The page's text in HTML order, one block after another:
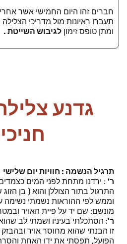
חברים זהו היום החמישי אשר
תעברו ראיונות מול מדריכי
ומתן טופס זימון לגיבוש השייטת .
גדנע
תרגיל הנשמה : חוויות יום שלישי
ר' : ירדנו מתחת לפני המים
התרגול בתור הצוללן והוא ( בן
וממש לפי ההוראות נשמתי נשימה
מונשם: שם יד על פיית האויר
ר': הסתכלתי בעיניו ושמתי לב
זו הבנתי שהוא מחוסר אויר
הפועל, תפסתי את ידו האחת